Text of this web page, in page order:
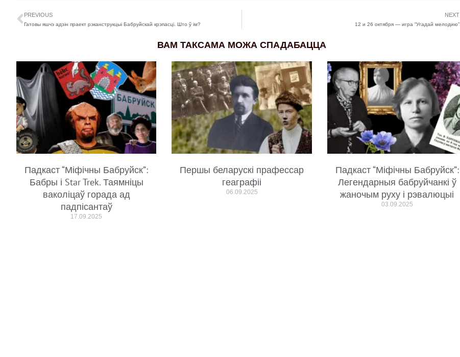
PREVIOUS
Гатовы яшчэ адзін праект рэканструкцыі Бабруйскай крэпасці. Што ў ім?
NEXT
12 и 26 октября — игра “Угадай мелодию”
ВАМ ТАКСАМА МОЖА СПАДАБАЦЦА
Падкаст “Міфічны Бабруйск”:
Бабры і Star Trek. Таямніцы
ваколіцаў горада ад
падпісантаў
17.09.2025
Першы беларускі прафессар
геаграфіі
06.09.2025
Падкаст “Міфічны Бабруйск”:
Легендарныя бабруйчанкі ў
жаночым руху і рэвалюцыі
03.09.2025